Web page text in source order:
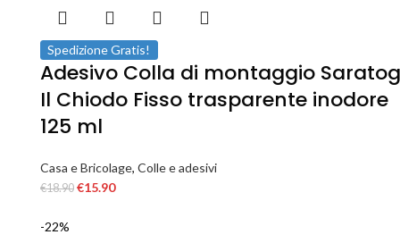
Spedizione Gratis!
Adesivo Colla di montaggio
Il Chiodo Fisso trasparente inodore
125 ml
Casa e Bricolage, Colle e adesivi
€18.90 €15.90
-22%